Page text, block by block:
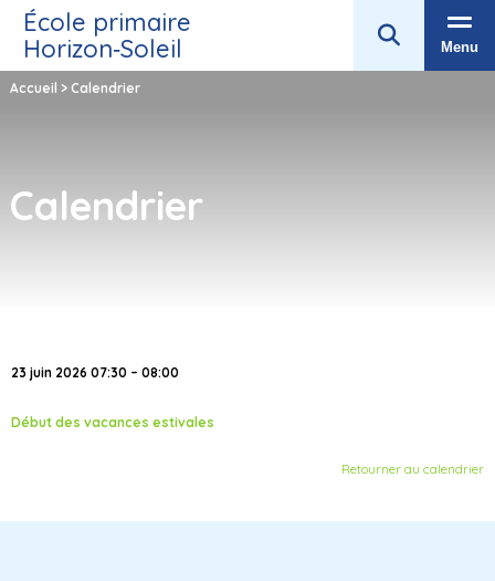
École primaire
Horizon‑Soleil
Menu
Accueil > Calendrier
Calendrier
23 juin 2026 07:30 – 08:00
Début des vacances estivales
Retourner au calendrier